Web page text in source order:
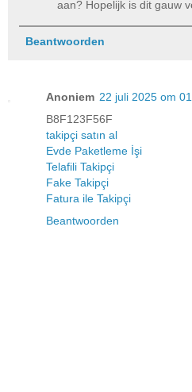
aan? Hopelijk is dit gauw
Beantwoorden
Anoniem 22 juli 2025 om
B8F123F56F
takipçi satın al
Evde Paketleme İşi
Telafili Takipçi
Fake Takipçi
Fatura ile Takipçi
Beantwoorden